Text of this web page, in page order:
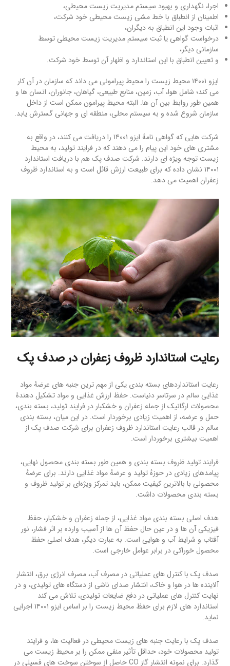
اجرا، نگهداری و بهبود سیستم مدیریت زیست محیطی،
اطمینان از انطباق با خط مشی زیست محیطی خود شرکت،
اثبات وجود این انطباق به دیگران،
درخواست گواهی یا ثبت سیستم مدیریت زیست محیطی توسط
سازمانی دیگر،
و تعیین انطباق با این استاندارد و اظهار آن توسط خود شرکت.
ایزو ۱۴۰۰۱ محیط زیست را محیط پیرامونی می داند که سازمان در آن کار
می کند؛ شامل هوا، آب، زمین، منابع طبیعی، گیاهان، جانوران، انسان ها و
همین طور روابط بین آن ها. البته محیط پیرامون ممکن است از داخل
سازمان شروع شده و به سیستم محلی، منطقه ای و جهانی گسترش یابد.
شرکت هایی که گواهی نامهٔ ایزو ۱۴۰۰۱ را دریافت می کنند، در واقع به
مشتری های خود این پیام را می دهند که در فرایند تولید، به محیط
زیست توجه ویژه ای دارند. شرکت صدف پک هم با دریافت استاندارد
۱۴۰۰۱ نشان داده که برای طبیعت ارزش قائل است و به استاندارد ظروف
زعفران اهمیت می دهد.
رعایت استاندارد ظروف زعفران در صدف پک
رعایت استانداردهای بسته بندی یکی از مهم ترین جنبه های عرضهٔ مواد
غذایی سالم در سرتاسر دنیاست. حفظ ارزش غذایی و مواد تشکیل دهندهٔ
محصولات ارگانیک از جمله زعفران و خشکبار در فرایند تولید، بسته بندی،
حمل و عرضه، از اهمیت زیادی برخوردار است. در این میان، بسته بندی
سالم در قالب رعایت استاندارد ظروف زعفران برای شرکت صدف پک از
اهمیت بیشتری برخوردار است.
فرایند تولید ظروف بسته بندی و همین طور بسته بندی محصول نهایی،
پیامدهای زیادی در حوزهٔ تولید و عرضهٔ مواد غذایی دارند. برای عرضهٔ
محصولی با بالاترین کیفیت ممکن، باید تمرکز ویژه‌ای بر تولید ظروف و
بسته بندی محصولات داشت.
هدف اصلی بسته بندی مواد غذایی، از جمله زعفران و خشکبار، حفظ
فیزیکی آن ها و در عین حال حفظ آن ها از آسیب وارده بر اثر فشار، نور
آفتاب و شرایط آب و هوایی است. به عبارت دیگر، هدف اصلی حفظ
محصول خوراکی در برابر عوامل خارجی است.
صدف پک با کنترل های عملیاتی در مصرف آب، مصرف انرژی برق، انتشار
آلاینده ها در هوا و خاک، انتشار صدای ناشی از دستگاه های تولیدی، و در
نهایت کنترل های عملیاتی در دفع ضایعات تولیدی، تلاش می کند
استاندارد های لازم برای حفظ محیط زیست را بر اساس ایزو ۱۴۰۰۱ اجرایی
نماید.
صدف پک با رعایت جنبه های زیست محیطی در فعالیت ها، و فرایند
تولید محصولات خود، حداقل تأثیر منفی ممکن را بر محیط زیست می
گذارد. برای نمونه انتشار گاز CO حاصل از سوختن سوخت های فسیلی در